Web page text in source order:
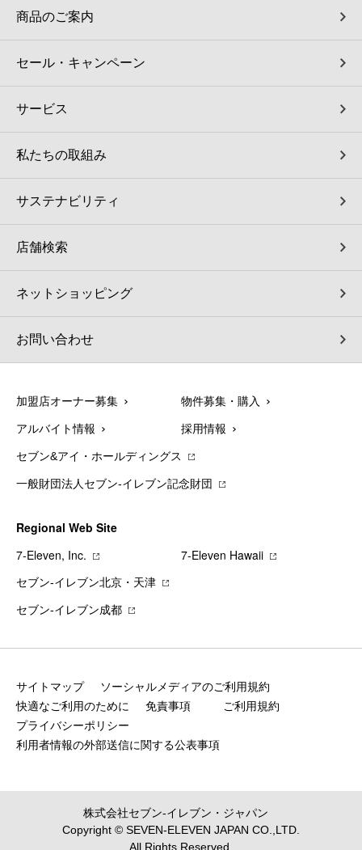
荷物預かりサービス「ecbocloakエクボクローク」（店舗限定）
パウダースペース ラブン（店舗限定）
ソフトバンクギフト
商品のご案内
セール・キャンペーン
サービス
私たちの取組み
サステナビリティ
店舗検索
ネットショッピング
お問い合わせ
加盟店オーナー募集 物件募集・購入
アルバイト情報 採用情報
セブン&アイ・ホールディングス
一般財団法人セブン-イレブン記念財団
Regional Web Site
7‐Eleven, Inc.
7‐Eleven Hawaii
セブン‐イレブン北京・天津
セブン‐イレブン成都
サイトマップ
ソーシャルメディアのご利用規約
快適なご利用のために
免責事項
ご利用規約
プライバシーポリシー
利用者情報の外部送信に関する公表事項
株式会社セブン‐イレブン・ジャパン
Copyright © SEVEN-ELEVEN JAPAN CO.,LTD.
All Rights Reserved.